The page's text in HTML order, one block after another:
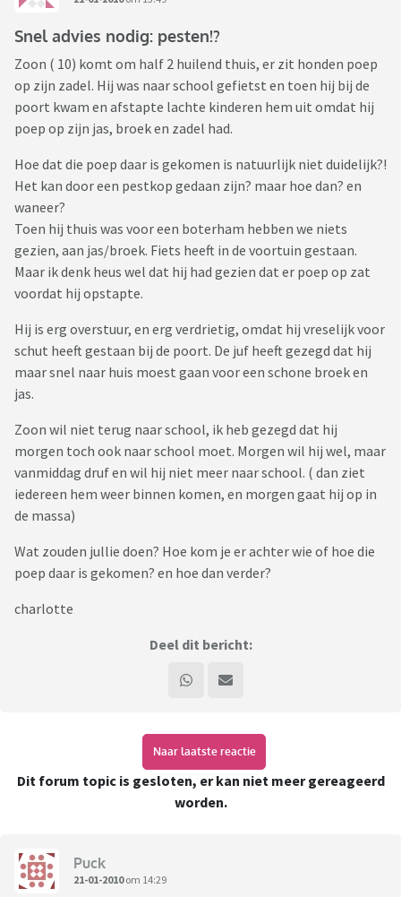
Snel advies nodig: pesten!?
Zoon ( 10) komt om half 2 huilend thuis, er zit honden poep
op zijn zadel. Hij was naar school gefietst en toen hij bij de
poort kwam en afstapte lachte kinderen hem uit omdat hij
poep op zijn jas, broek en zadel had.
Hoe dat die poep daar is gekomen is natuurlijk niet duidelijk?!
Het kan door een pestkop gedaan zijn? maar hoe dan? en
waneer?
Toen hij thuis was voor een boterham hebben we niets
gezien, aan jas/broek. Fiets heeft in de voortuin gestaan.
Maar ik denk heus wel dat hij had gezien dat er poep op zat
voordat hij opstapte.
Hij is erg overstuur, en erg verdrietig, omdat hij vreselijk voor
schut heeft gestaan bij de poort. De juf heeft gezegd dat hij
maar snel naar huis moest gaan voor een schone broek en
jas.
Zoon wil niet terug naar school, ik heb gezegd dat hij
morgen toch ook naar school moet. Morgen wil hij wel, maar
vanmiddag druf en wil hij niet meer naar school. ( dan ziet
iedereen hem weer binnen komen, en morgen gaat hij op in
de massa)
Wat zouden jullie doen? Hoe kom je er achter wie of hoe die
poep daar is gekomen? en hoe dan verder?
charlotte
Deel dit bericht:
Naar laatste reactie
Dit forum topic is gesloten, er kan niet meer gereageerd
worden.
Puck
21-01-2010om 14:29